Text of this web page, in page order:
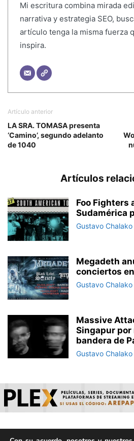
Mi escritura combina mirada
narrativa y estrategia SEO,
artículo tenga la misma fuerza
inspira.
Artículo anterior
LA SRA. TOMASA presenta
‘Camino’, segundo adelanto
de 1040
Artículos
Foo Fighters
Sudamérica
Gustavo
Megadeth
conciertos
Gustavo
Massive
Singapur
bandera de
Gustavo